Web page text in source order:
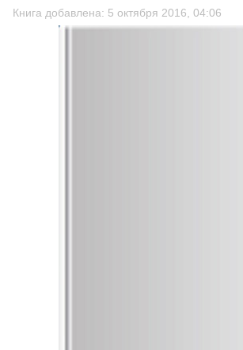
Книга добавлена: 5 октября 2016, 04:06